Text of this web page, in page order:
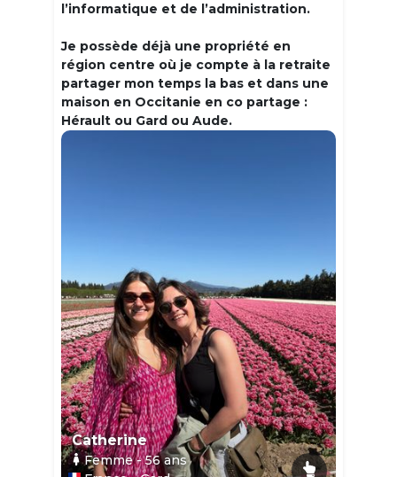
l’informatique et de l’administration.
Je possède déjà une propriété en
région centre où je compte à la retraite
partager mon temps la bas et dans une
maison en Occitanie en co partage :
Hérault ou Gard ou Aude.
Catherine
Femme- 56ans